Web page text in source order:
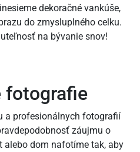
dekoračné vankúše,
do zmysluplného celku.
na bývanie snov!
fotografie
a profesionálnych fotografií
záujmu o
alebo dom nafotíme tak, aby